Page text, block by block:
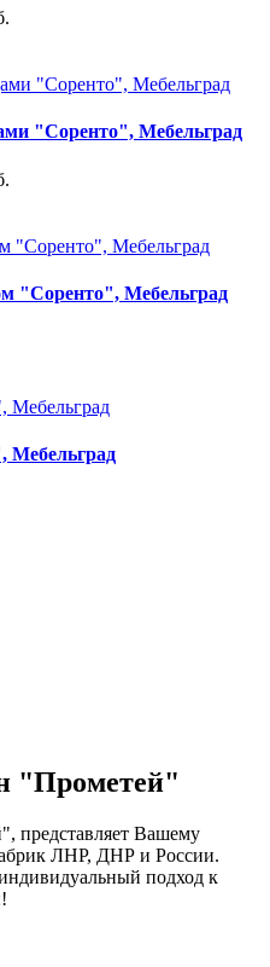
"Соренто", Мебельград
"Соренто", Мебельград
Мебельград
"Прометей"
представляет Вашему
ЛНР, ДНР и России.
подход к